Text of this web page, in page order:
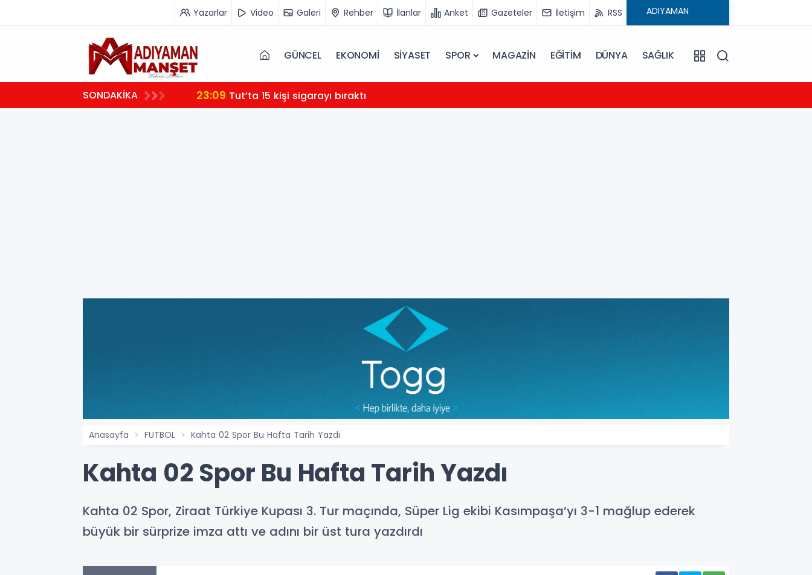
Yazarlar Video Galeri Rehber İlanlar Anket Gazeteler İletişim RSS
GÜNCEL EKONOMİ SİYASET SPOR MAGAZİN EĞİTİM DÜNYA SAĞLIK
SONDAKİKA 23:09 Tut’ta 15 kişi sigarayı bıraktı
Anasayfa FUTBOL Kahta 02 Spor Bu Hafta Tarih Yazdı
Kahta 02 Spor Bu Hafta Tarih Yazdı
Kahta 02 Spor, Ziraat Türkiye Kupası 3. Tur maçında, Süper Lig ekibi Kasımpaşa’yı 3-1 mağlup ederek
büyük bir sürprize imza attı ve adını bir üst tura yazdırdı